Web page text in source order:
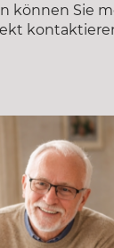
können Sie